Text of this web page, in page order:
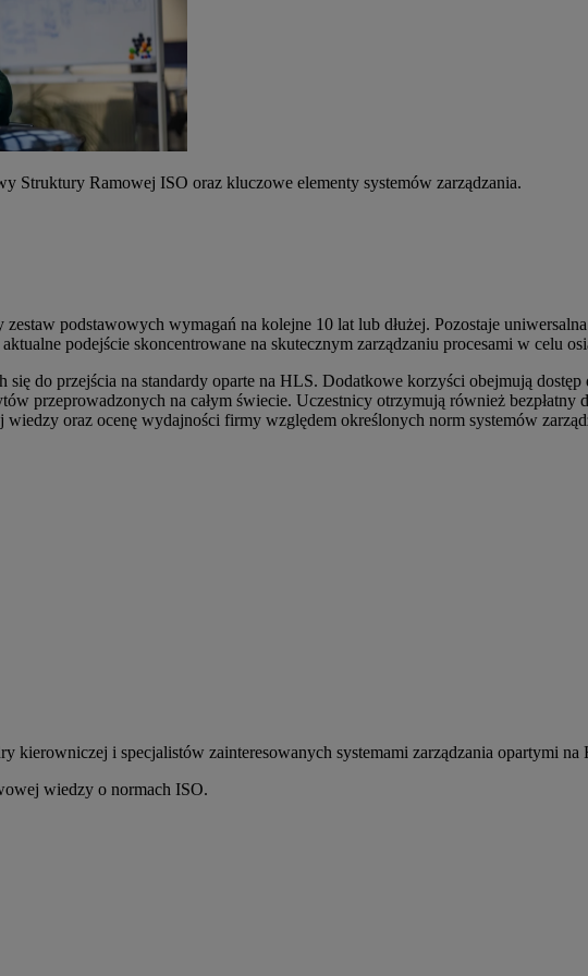
Struktury Ramowej ISO oraz kluczowe elementy systemów zarządzania.
podstawowych wymagań na kolejne 10 lat lub dłużej. Pozostaje
podejście skoncentrowane na skutecznym zarządzaniu procesami w celu
się do przejścia na standardy oparte na HLS. Dodatkowe korzyści obejmują
przeprowadzonych na całym świecie. Uczestnicy otrzymują również bezpłatny
oraz ocenę wydajności firmy względem określonych norm systemów
kierowniczej i specjalistów zainteresowanych systemami zarządzania opartymi na
wiedzy o normach ISO.